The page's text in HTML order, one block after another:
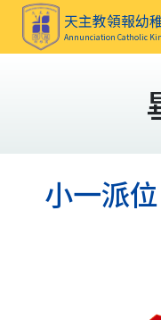
天主教領報幼
Annunciation Catholic
小一派位